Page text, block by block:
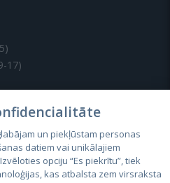
17)
un piekļūstam personas
datiem vai unikālajiem
opciju “Es piekrītu”, tiek
kas atbalsta zem virsraksta